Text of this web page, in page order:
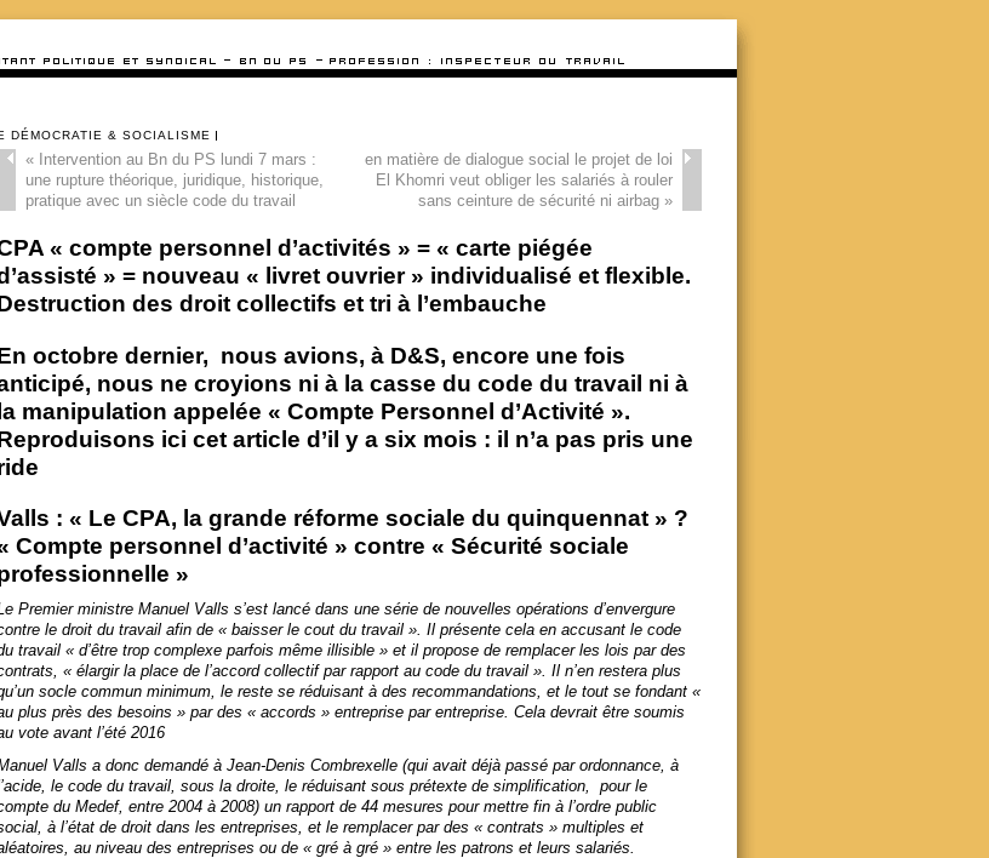
DÉMOCRATIE & SOCIALISME
«Intervention au Bn du PS lundi 7 mars :
une rupture théorique, juridique, historique,
pratique avec un siècle code du travail
en matière de dialogue social le projet de loi
El Khomri veut obliger les salariés à rouler
sans ceinture de sécurité ni airbag»
« compte personnel d’activités » = « carte piégée
» = nouveau « livret ouvrier » individualisé et flexible.
des droit collectifs et tri à l’embauche
octobre dernier, nous avions, à D&S, encore une fois
nous ne croyions ni à la casse du code du travail ni à
manipulation appelée « Compte Personnel d’Activité ».
ici cet article d’il y a six mois : il n’a pas pris une
: « Le CPA, la grande réforme sociale du quinquennat » ?
Compte personnel d’activité » contre « Sécurité sociale
»
Premier ministre Manuel Valls s’est lancé dans une série de nouvelles opérations d’envergure
le droit du travail afin de « baisser le cout du travail ». Il présente cela en accusant le code
travail « d’être trop complexe parfois même illisible » et il propose de remplacer les lois par des
« élargir la place de l’accord collectif par rapport au code du travail ». Il n’en restera plus
socle commun minimum, le reste se réduisant à des recommandations, et le tout se fondant «
plus près des besoins » par des « accords » entreprise par entreprise. Cela devrait être soumis
vote avant l’été 2016
Valls a donc demandé à Jean-Denis Combrexelle (qui avait déjà passé par ordonnance, à
le code du travail, sous la droite, le réduisant sous prétexte de simplification, pour le
du Medef, entre 2004 à 2008) un rapport de 44 mesures pour mettre fin à l’ordre public
à l’état de droit dans les entreprises, et le remplacer par des « contrats » multiples et
au niveau des entreprises ou de « gré à gré » entre les patrons et leurs salariés.